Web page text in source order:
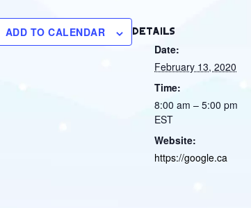
ADD TO CALENDAR
DETAILS
Date:
February 13, 2020
Time:
8:00 am – 5:00 pm
EST
Website:
https://google.ca